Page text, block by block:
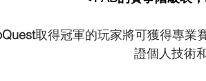
取得冠軍的玩家將可獲得專業
證個人技術